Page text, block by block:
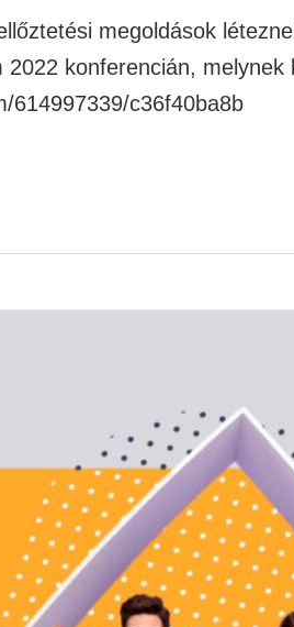
megoldások
konferencián,
614997339/c36f40ba8b